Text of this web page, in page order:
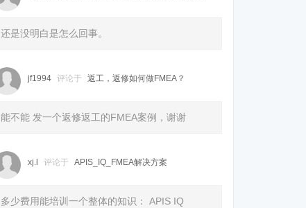
还是没明白是怎么回事。
jf1994 评论于 返工，返修如何做FMEA？
能不能 发一个返修返工的FMEA案例，谢谢
xj.l 评论于 APIS_IQ_FMEA解决方案
多少费用能培训一个整体的知识： APIS IQ